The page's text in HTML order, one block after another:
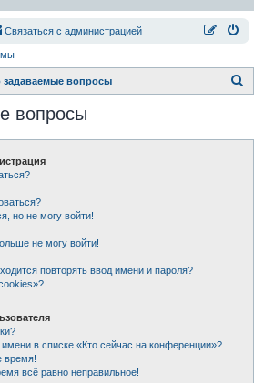
Связаться с администрацией
задаваемые вопросы
вопросы
но не могу войти!
не могу войти!
повторять ввод имени и пароля?
в списке «Кто сейчас на конференции»?
время!
всё равно неправильное!